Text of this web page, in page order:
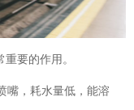
要的作用。
嘴，耗水量低，能溶